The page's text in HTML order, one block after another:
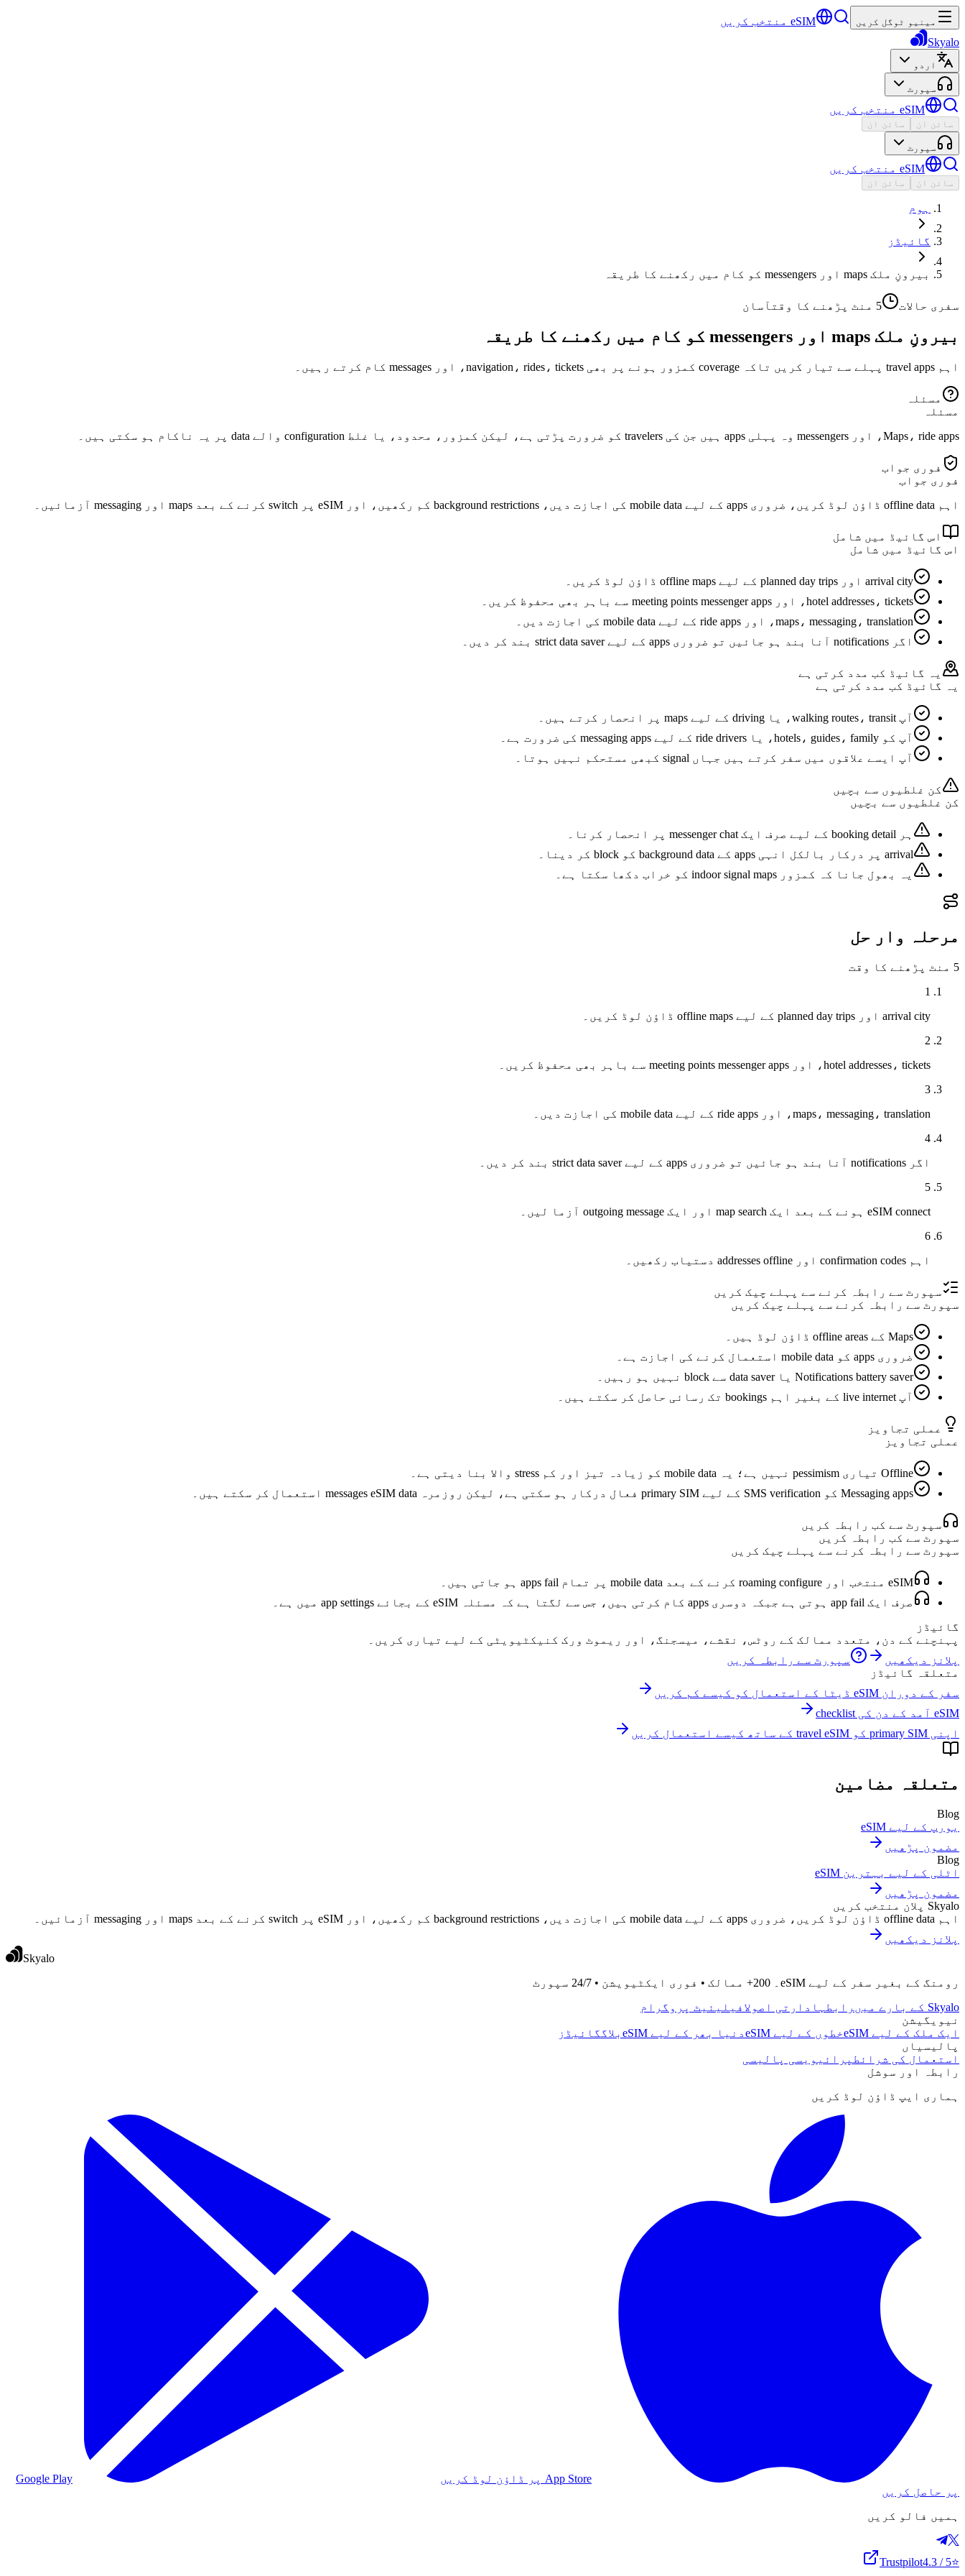
مینیو ٹوگل کریں
eSIM منتخب کریں
Skyalo
اردو
سپورٹ
eSIM منتخب کریں
سائن ان سائن ان
سپورٹ
eSIM منتخب کریں
سائن ان سائن ان
ہوم
گائیڈز
بیرونِ ملک maps اور messengers کو کام میں رکھنے کا طریقہ
سفری حالات 5 منٹ پڑھنے کا وقت آسان
بیرونِ ملک maps اور messengers کو کام میں رکھنے کا طریقہ
اہم travel apps پہلے سے تیار کریں تاکہ coverage کمزور ہونے پر بھی navigation، rides، tickets، اور messages کام کرتے رہیں۔
مسئلہ
مسئلہ
Maps، ride apps، اور messengers وہ پہلی apps ہیں جن کی travelers کو ضرورت پڑتی ہے، لیکن کمزور، محدود، یا غلط configuration والے data پر یہ ناکام ہو سکتی ہیں۔
فوری جواب
فوری جواب
اہم offline data ڈاؤن لوڈ کریں، ضروری apps کے لیے mobile data کی اجازت دیں، background restrictions کم رکھیں، اور eSIM پر switch کرنے کے بعد maps اور messaging آزمائیں۔
اس گائیڈ میں شامل
اس گائیڈ میں شامل
arrival city اور planned day trips کے لیے offline maps ڈاؤن لوڈ کریں۔
hotel addresses، tickets، اور meeting points messenger apps سے باہر بھی محفوظ کریں۔
maps، messaging، translation، اور ride apps کے لیے mobile data کی اجازت دیں۔
اگر notifications آنا بند ہو جائیں تو ضروری apps کے لیے strict data saver بند کر دیں۔
یہ گائیڈ کب مدد کرتی ہے
یہ گائیڈ کب مدد کرتی ہے
آپ walking routes، transit، یا driving کے لیے maps پر انحصار کرتے ہیں۔
آپ کو hotels، guides، family، یا ride drivers کے لیے messaging apps کی ضرورت ہے۔
آپ ایسے علاقوں میں سفر کرتے ہیں جہاں signal کبھی مستحکم نہیں ہوتا۔
کن غلطیوں سے بچیں
کن غلطیوں سے بچیں
ہر booking detail کے لیے صرف ایک messenger chat پر انحصار کرنا۔
arrival پر درکار بالکل انہی apps کے background data کو block کر دینا۔
یہ بھول جانا کہ کمزور indoor signal maps کو خراب دکھا سکتا ہے۔
مرحلہ وار حل
5 منٹ
پڑھنے کا وقت
1
arrival city اور planned day trips کے لیے offline maps ڈاؤن لوڈ کریں۔
2
hotel addresses، tickets، اور meeting points messenger apps سے باہر بھی محفوظ کریں۔
3
maps، messaging، translation، اور ride apps کے لیے mobile data کی اجازت دیں۔
4
اگر notifications آنا بند ہو جائیں تو ضروری apps کے لیے strict data saver بند کر دیں۔
5
eSIM connect ہونے کے بعد ایک map search اور ایک outgoing message آزما لیں۔
6
اہم confirmation codes اور addresses offline دستیاب رکھیں۔
سپورٹ سے رابطہ کرنے سے پہلے چیک کریں
سپورٹ سے رابطہ کرنے سے پہلے چیک کریں
Maps کے offline areas ڈاؤن لوڈ ہیں۔
ضروری apps کو mobile data استعمال کرنے کی اجازت ہے۔
Notifications battery saver یا data saver سے block نہیں ہو رہیں۔
آپ live internet کے بغیر اہم bookings تک رسائی حاصل کر سکتے ہیں۔
عملی تجاویز
عملی تجاویز
Offline تیاری pessimism نہیں ہے؛ یہ mobile data کو زیادہ تیز اور کم stress والا بنا دیتی ہے۔
Messaging apps کو SMS verification کے لیے primary SIM فعال درکار ہو سکتی ہے، لیکن روزمرہ messages eSIM data استعمال کر سکتے ہیں۔
سپورٹ سے کب رابطہ کریں
سپورٹ سے کب رابطہ کریں
سپورٹ سے رابطہ کرنے سے پہلے چیک کریں
eSIM منتخب اور roaming configure کرنے کے بعد mobile data پر تمام apps fail ہو جاتی ہیں۔
صرف ایک app fail ہوتی ہے جبکہ دوسری apps کام کرتی ہیں، جس سے لگتا ہے کہ مسئلہ eSIM کے بجائے app settings میں ہے۔
گائیڈز
پہنچنے کے دن، متعدد ممالک کے روٹس، نقشے، میسجنگ، اور ریموٹ ورک کنیکٹیویٹی کے لیے تیاری کریں۔
پلانز دیکھیں
سپورٹ سے رابطہ کریں
متعلقہ گائیڈز
سفر کے دوران eSIM ڈیٹا کے استعمال کو کیسے کم کریں
eSIM آمد کے دن کی checklist
اپنی primary SIM کو travel eSIM کے ساتھ کیسے استعمال کریں
متعلقہ مضامین
Blog
یورپ کے لیے eSIM
مضمون پڑھیں
Blog
اٹلی کے لیے بہترین eSIM
مضمون پڑھیں
Skyalo پلان منتخب کریں
اہم offline data ڈاؤن لوڈ کریں، ضروری apps کے لیے mobile data کی اجازت دیں، background restrictions کم رکھیں، اور eSIM پر switch کرنے کے بعد maps اور messaging آزمائیں۔
پلانز دیکھیں
Skyalo
رومنگ کے بغیر سفر کے لیے eSIM۔ 200+ ممالک • فوری ایکٹیویشن • 24/7 سپورٹ
Skyalo کے بارے میں
رابطہادارتی اصول افیلیئیٹ پروگرام
نیویگیشن
ایک ملک کے لیے eSIM
خطوں کے لیے eSIM دنیا بھر کے لیے eSIM بلاگگائیڈز
پالیسیاں
استعمال کی شرائطپرائیویسی پالیسی
رابطہ اور سوشل
ہماری ایپ ڈاؤن لوڈ کریں
App Store پر ڈاؤن لوڈ کریں
Google Play
پر حاصل کریں
ہمیں فالو کریں
⭐
Trustpilot4.3 / 5